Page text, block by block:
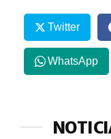
Twitter
WhatsApp